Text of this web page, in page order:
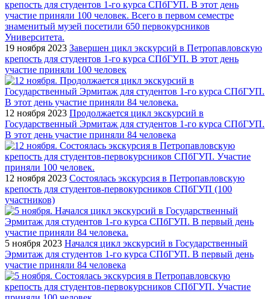
19 ноября 2023 Завершен цикл экскурсий в Петропавловскую
крепость для студентов 1-го курса СПбГУП. В этот день
участие приняли 100 человек
12 ноября 2023 Продолжается цикл экскурсий в
Государственный Эрмитаж для студентов 1-го курса СПбГУП.
В этот день участие приняли 84 человека
12 ноября 2023 Состоялась экскурсия в Петропавловскую
крепость для студентов-первокурсников СПбГУП (100
участников)
5 ноября 2023 Начался цикл экскурсий в Государственный
Эрмитаж для студентов 1-го курса СПбГУП. В первый день
участие приняли 84 человека